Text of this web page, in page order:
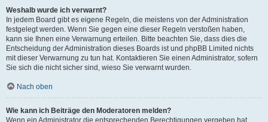
Weshalb wurde ich verwarnt?
In jedem Board gibt es eigene Regeln, die meistens von der Administration
festgelegt werden. Wenn Sie gegen eine dieser Regeln verstoßen haben,
kann sie Ihnen eine Verwarnung erteilen. Bitte beachten Sie, dass dies die
Entscheidung der Administration dieses Boards ist und phpBB Limited nichts
mit dieser Verwarnung zu tun hat. Kontaktieren Sie einen Administrator, sofern
Sie sich die nicht sicher sind, wieso Sie verwarnt wurden.
Nach oben
Wie kann ich Beiträge den Moderatoren melden?
Wenn ein Administrator die entsprechenden Berechtigungen vergeben hat,